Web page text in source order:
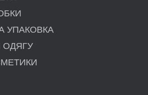
УПАКОВКА
ОДЯГУ